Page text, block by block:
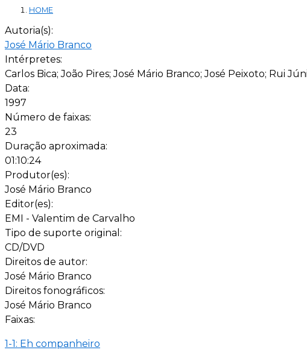
HOME
Autoria(s):
José Mário Branco
Intérpretes:
Carlos Bica; João Pires; José Mário Branco; José Peixoto; Rui
Data:
1997
Número de faixas:
23
Duração aproximada:
01:10:24
Produtor(es):
José Mário Branco
Editor(es):
EMI - Valentim de Carvalho
Tipo de suporte original:
CD/DVD
Direitos de autor:
José Mário Branco
Direitos fonográficos:
José Mário Branco
Faixas:
1-1: Eh companheiro